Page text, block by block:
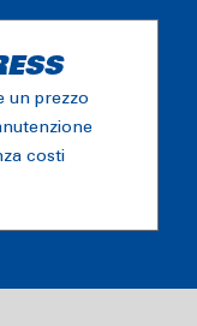
un prezzo
costi